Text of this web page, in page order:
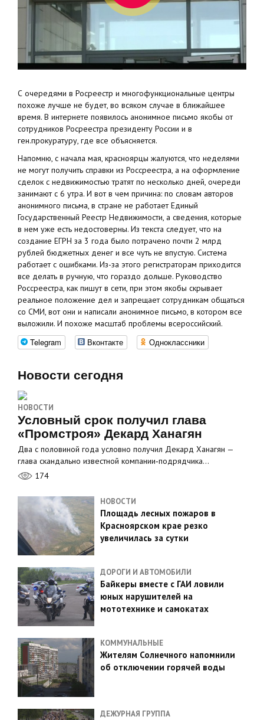
С очередями в Росреестр и многофункциональные центры
похоже лучше не будет, во всяком случае в ближайшее
время. В интернете появилось анонимное письмо якобы от
сотрудников Росреестра президенту России и в
ген.прокуратуру, где все объясняется.
Напомню, с начала мая, красноярцы жалуются, что неделями
не могут получить справки из Россреестра, а на оформление
сделок с недвижимостью тратят по несколько дней, очереди
занимают с 6 утра. И вот в чем причина: по словам авторов
анонимного письма, в стране не работает Единый
Государственный Реестр Недвижимости, а сведения, которые
в нем уже есть недостоверны. Из текста следует, что на
создание ЕГРН за 3 года было потрачено почти 2 млрд
рублей бюджетных денег и все чуть не впустую. Система
работает с ошибками. Из-за этого регистраторам приходится
все делать в ручную, что гораздо дольше. Руководство
Россреестра, как пишут в сети, при этом якобы скрывает
реальное положение дел и запрещает сотрудникам общаться
со СМИ, вот они и написали анонимное письмо, в котором все
выложили. И похоже масштаб проблемы всероссийский.
Telegram Вконтакте Одноклассники
Новости сегодня
НОВОСТИ
Условный срок получил глава
«Промстроя» Декард Ханагян
Два с половиной года условно получил Декард Ханагян —
глава скандально известной компании‑подрядчика…
174
НОВОСТИ
Площадь лесных пожаров в
Красноярском крае резко
увеличилась за сутки
ДОРОГИ И АВТОМОБИЛИ
Байкеры вместе с ГАИ ловили
юных нарушителей на
мототехнике и самокатах
КОММУНАЛЬНЫЕ
Жителям Солнечного напомнили
об отключении горячей воды
ДЕЖУРНАЯ ГРУППА